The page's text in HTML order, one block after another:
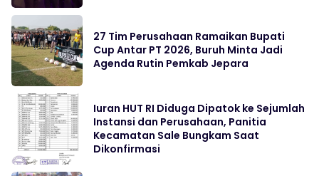
27 Tim Perusahaan Ramaikan Bupati
Cup Antar PT 2026, Buruh Minta Jadi
Agenda Rutin Pemkab Jepara
Iuran HUT RI Diduga Dipatok ke Sejumlah
Instansi dan Perusahaan, Panitia
Kecamatan Sale Bungkam Saat
Dikonfirmasi